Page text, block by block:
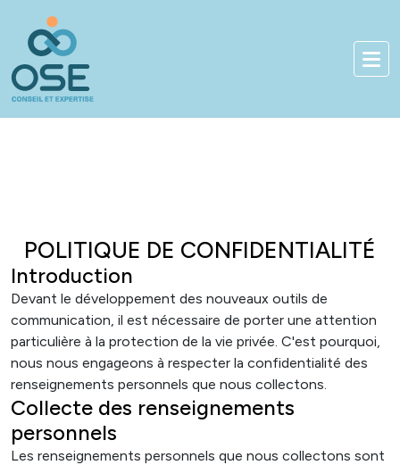
POLITIQUE DE CONFIDENTIALITÉ
Introduction
Devant le développement des nouveaux outils de
communication, il est nécessaire de porter une attention
particulière à la protection de la vie privée. C'est pourquoi,
nous nous engageons à respecter la confidentialité des
renseignements personnels que nous collectons.
Collecte des renseignements
personnels
Les renseignements personnels que nous collectons sont